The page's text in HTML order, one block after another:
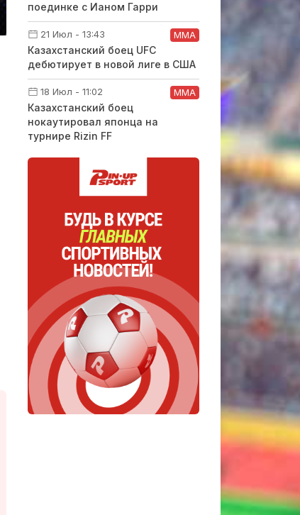
поединке с Ианом Гарри
21 Июл - 13:43 ММА
Казахстанский боец UFC
дебютирует в новой лиге в США
18 Июл - 11:02 ММА
Казахстанский боец
нокаутировал японца на
турнире Rizin FF